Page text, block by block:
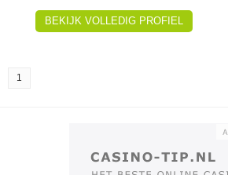
BEKIJK VOLLEDIG PROFIEL
1